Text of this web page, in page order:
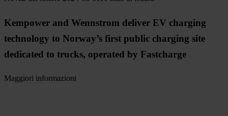
Kempower and Wennstrom deliver EV charging
technology to Norway’s first public charging site
dedicated to trucks, operated by Fastcharge
Maggiori informazioni